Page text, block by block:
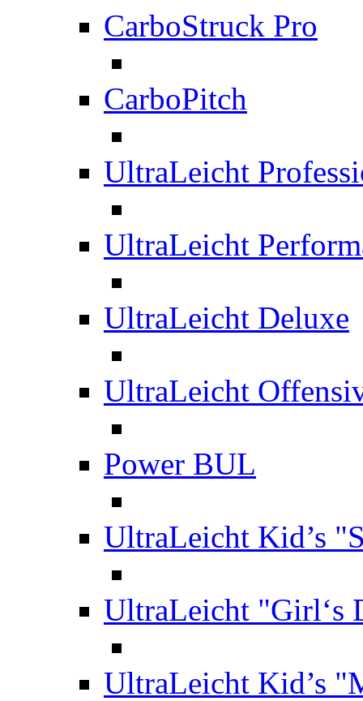
CarboStruck Pro
CarboPitch
UltraLeicht
UltraLeicht
UltraLeicht Deluxe
UltraLeicht
Power BUL
UltraLeicht Kid’s
UltraLeicht "Girl‘s
UltraLeicht Kid’s